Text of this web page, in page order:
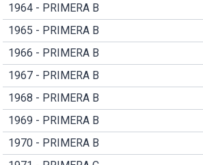
1964 - PRIMERA B
1965 - PRIMERA B
1966 - PRIMERA B
1967 - PRIMERA B
1968 - PRIMERA B
1969 - PRIMERA B
1970 - PRIMERA B